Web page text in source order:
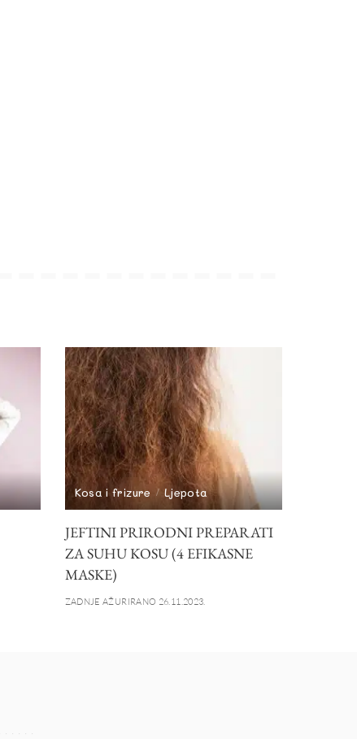
Kosa i frizure Ljepota
JEFTINI PRIRODNI PREPARATI
ZA SUHU KOSU (4 EFIKASNE
MASKE)
ZADNJE AŽURIRANO 26.11.2023.